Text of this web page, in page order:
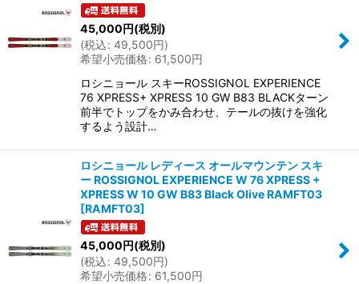
45,000円(税別)
(税込: 49,500円)
希望小売価格: 61,500円
ロシニョール スキーROSSIGNOL EXPERIENCE
76 XPRESS+ XPRESS 10 GW B83 BLACKターン
前半でトップをかみ合わせ、テールの抜けを強化
するよう設計…
ロシニョール レディース オールマウンテン スキ
ー ROSSIGNOL EXPERIENCE W 76 XPRESS +
XPRESS W 10 GW B83 Black Olive RAMFT03
[RAMFT03]
45,000円(税別)
(税込: 49,500円)
希望小売価格: 61,500円